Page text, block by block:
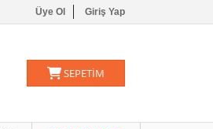
Üye Ol Giriş Yap
SEPETİM